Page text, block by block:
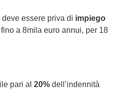
deve essere priva di impiego
a 8mila euro annui, per 18
pari al 20% dell’indennità